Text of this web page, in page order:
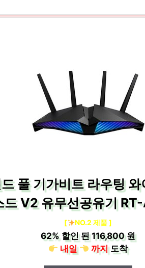
풀 기가비트 라우팅
드 V2 유무선공유기
[ NO.2 제품 ]
62%할인 된116,800 원
내일
까지도착